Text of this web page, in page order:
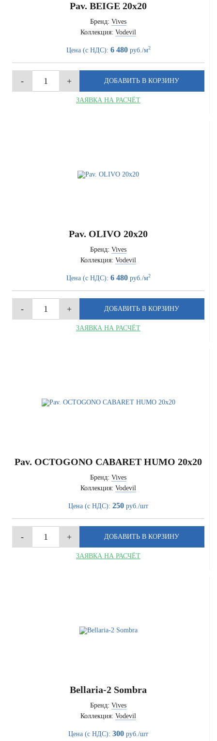
Pav. BEIGE 20x20
Бренд: Vives
Коллекция: Vodevil
Цена (с НДС): 6 480руб./м2
ЗАЯВКА НА РАСЧЁТ
Pav. OLIVO 20x20
Бренд: Vives
Коллекция: Vodevil
Цена (с НДС): 6 480руб./м2
ЗАЯВКА НА РАСЧЁТ
Pav. OCTOGONO CABARET HUMO 20x20
Бренд: Vives
Коллекция: Vodevil
Цена (с НДС): 250 руб./шт
ЗАЯВКА НА РАСЧЁТ
Bellaria-2 Sombra
Бренд: Vives
Коллекция: Vodevil
Цена (с НДС): 300 руб./шт